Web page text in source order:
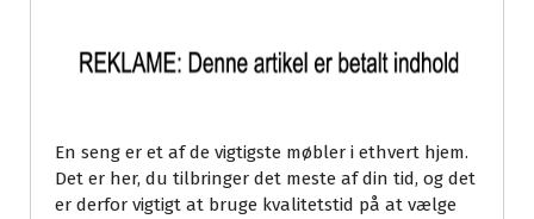
En seng er et af de vigtigste møbler i ethvert hjem.
Det er her, du tilbringer det meste af din tid, og det
er derfor vigtigt at bruge kvalitetstid på at vælge